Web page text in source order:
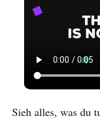
Sieh alles, was du